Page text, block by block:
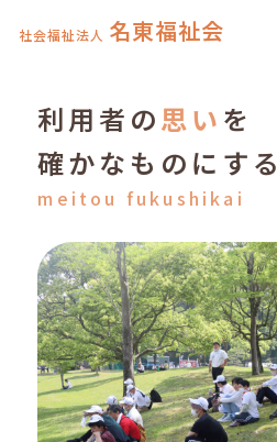
社会福祉法人 名東福祉会
利用者の思い を
確かなものにする
meitou fukushikai